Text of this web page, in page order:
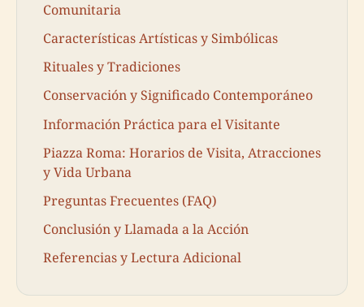
Comunitaria
Características Artísticas y Simbólicas
Rituales y Tradiciones
Conservación y Significado Contemporáneo
Información Práctica para el Visitante
Piazza Roma: Horarios de Visita, Atracciones
y Vida Urbana
Preguntas Frecuentes (FAQ)
Conclusión y Llamada a la Acción
Referencias y Lectura Adicional